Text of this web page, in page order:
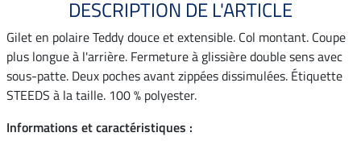
DESCRIPTION DE L'ARTICLE
Gilet en polaire Teddy douce et extensible. Col montant. Coupe
plus longue à l'arrière. Fermeture à glissière double sens avec
sous-patte. Deux poches avant zippées dissimulées. Étiquette
STEEDS à la taille. 100 % polyester.
Informations et caractéristiques :